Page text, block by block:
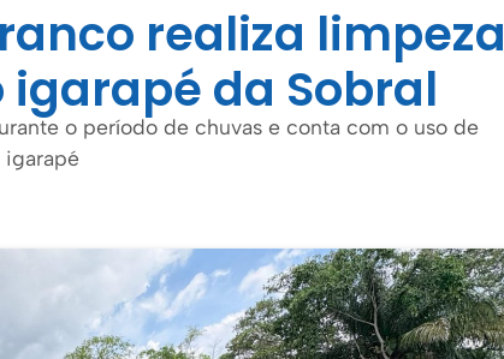
realiza limpeza
da Sobral
o período de chuvas e conta com o uso de
igarapé